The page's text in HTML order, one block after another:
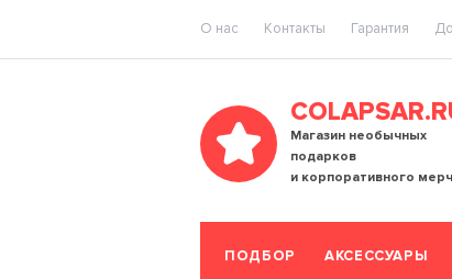
O нас Контакты Гарантия
Магазин необычных
подарков
и корпоративного
ПОДБОР АКСЕССУАРЫ